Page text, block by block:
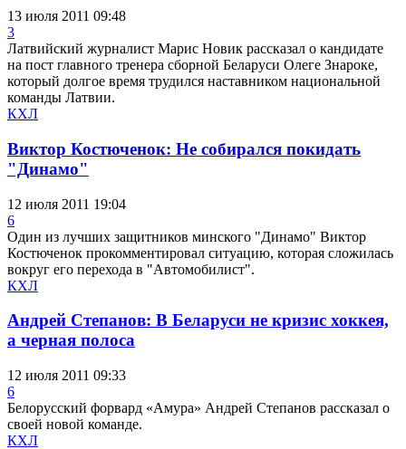
13 июля 2011 09:48
3
Латвийский журналист Марис Новик рассказал о кандидате
на пост главного тренера сборной Беларуси Олеге Знароке,
который долгое время трудился наставником национальной
команды Латвии.
КХЛ
Виктор Костюченок: Не собирался покидать
"Динамо"
12 июля 2011 19:04
6
Один из лучших защитников минского "Динамо" Виктор
Костюченок прокомментировал ситуацию, которая сложилась
вокруг его перехода в "Автомобилист".
КХЛ
Андрей Степанов: В Беларуси не кризис хоккея,
а черная полоса
12 июля 2011 09:33
6
Белорусский форвард «Амура» Андрей Степанов рассказал о
своей новой команде.
КХЛ